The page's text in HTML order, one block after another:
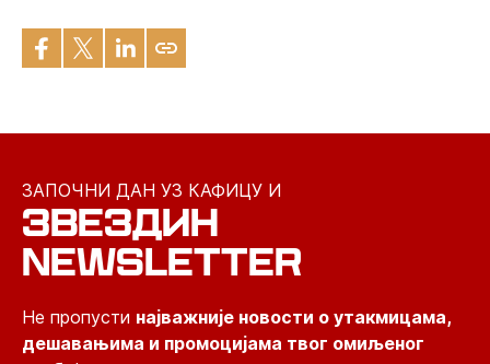
ЗАПОЧНИ ДАН УЗ КАФИЦУ И
ЗВЕЗДИН
NEWSLETTER
Не пропусти најважније новости о утакмицама,
дешавањима и промоцијама твог омиљеног